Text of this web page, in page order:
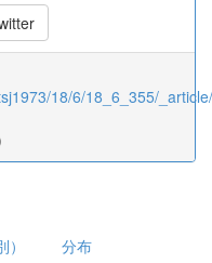
18/6/18_6_355/
分布